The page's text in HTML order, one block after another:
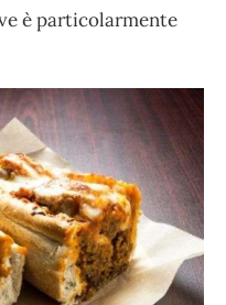
è particolarmente